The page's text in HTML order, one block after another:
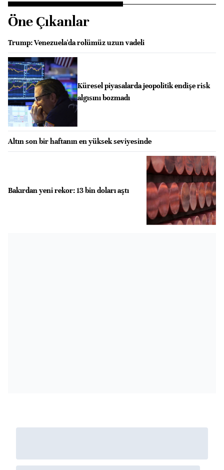
Öne Çıkanlar
Trump: Venezuela'da rolümüz uzun vadeli
Küresel piyasalarda jeopolitik endişe risk
algısını bozmadı
Altın son bir haftanın en yüksek seviyesinde
Bakırdan yeni rekor: 13 bin doları aştı